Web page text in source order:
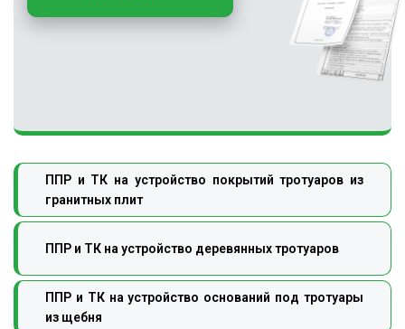
ППР и ТК на устройство покрытий тротуаров из
гранитных плит
ППР и ТК на устройство деревянных тротуаров
ППР и ТК на устройство оснований под тротуары
из щебня